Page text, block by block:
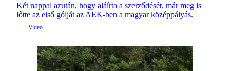
Két nappal azután, hogy aláírta a szerződését, már meg is
lőtte az első gólját az AEK-ben a magyar középpályás.